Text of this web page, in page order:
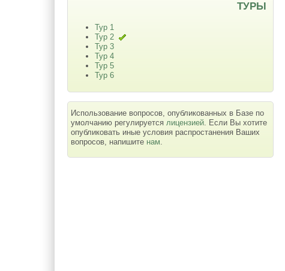
ТУРЫ
Тур 1
Тур 2
Тур 3
Тур 4
Тур 5
Тур 6
Использование вопросов, опубликованных в Базе по
умолчанию регулируетсялицензией. Если Вы хотите
опубликовать иные условия распростанения Ваших
вопросов, напишите нам.